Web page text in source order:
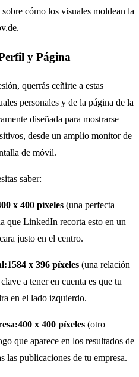
cómo los visuales moldean la
y Página
querrás ceñirte a estas
personales y de la página de la
diseñada para mostrarse
desde un amplio monitor de
de móvil.
saber:
x 400 píxeles (una perfecta
que LinkedIn recorta esto en un
justo en el centro.
1584 x 396 píxeles (una relación
a tener en cuenta es que tu
en el lado izquierdo.
400 x 400 píxeles (otro
que aparece en los resultados de
las publicaciones de tu empresa.